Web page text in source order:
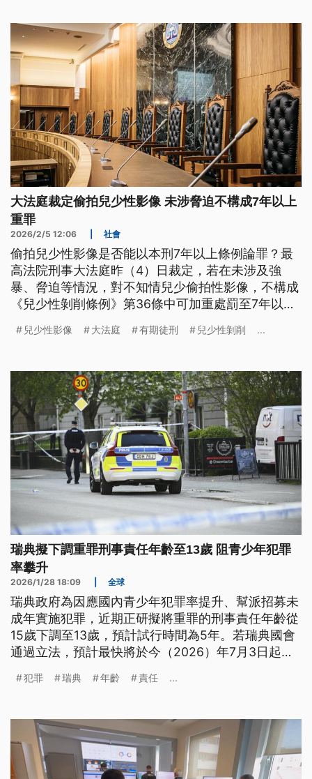
大法庭裁定偷拍兒少性影像 未涉脅迫不構成7年以上
重罪
2026/2/5 12:06 社會
偷拍兒少性影像是否能以本刑7年以上條例論罪？最
高法院刑事大法庭昨（4）日裁定，若在未涉及強
暴、脅迫等情況，對不知情兒少偷拍性影像，不構成
《兒少性剝削條例》第36條中可加重處罰至7年以上
刑。若要加重處罰，則需額外具備引誘或強制等要
兒少性影像 大法庭 有期徒刑 兒少性剝削 ...
瑞典擬下調重罪刑事責任年齡至13歲 阻青少年犯罪
率攀升
2026/1/28 18:09 全球
瑞典政府為因應國內青少年犯罪率提升、幫派招募未
成年實施犯罪，近期正研擬將重罪的刑事責任年齡從
15歲下調至13歲，預計試行時間為5年。若瑞典國會
通過立法，預計最快將於今（2026）年7月3日起生
門皆已表示反對，擔憂此舉恐導致更年幼的兒童成為
者，拘留他們也可能侵犯兒童權利。
犯罪 瑞典 年齡 責任 ...